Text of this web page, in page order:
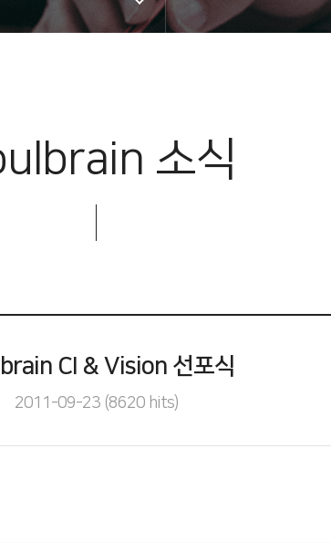
소식
CI & Vision 선포식
2011-09-23 (8620hits)